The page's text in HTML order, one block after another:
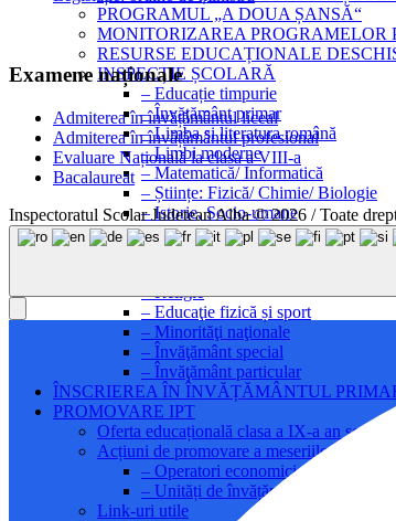
PROGRAMUL „A DOUA ȘANSĂ“
MONITORIZAREA
RESURSE EDUCAȚIONALE
INSPECȚIE ȘCOLARĂ
– Educație timpurie
– Învăţământ primar
– Limba și literatura română
– Limbi moderne
– Matematică/ Informatică
– Științe: Fizică/ Chimie/ Biologie
– Istorie, Socio-umane
– Geografie
– Învățământ profesional și tehnic
– Religie
– Educaţie fizică și sport
– Minorităţi naţionale
– Învăţământ special
– Învăţământ particular
ÎNSCRIEREA ÎN ÎNVĂȚĂMÂNTUL
PROMOVARE IPT
Oferta educațională clasa a IX-a an școlar
Acțiuni de promovare a meseriilor și a
– Operatori economici parteneri
– Unități de învățământ profesional
Link-uri utile
Examene naționale
Admiterea în învățământul liceal
Admiterea în învățământul profesional
Evaluare Națională la clasa a VIII-a
Bacalaureat
Inspectoratul Scolar Judetean Alba © 2026 / Toate